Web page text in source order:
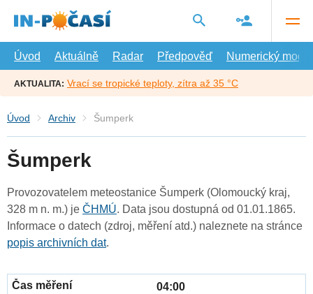
hlavní
Úvod
Aktuálně Radar Předpověď Numerický model
AKTUALITA: Vrací se tropické teploty, zítra až 35 °C
Úvod Archiv Šumperk
Šumperk
Provozovatelem meteostanice Šumperk (Olomoucký kraj,
328 m n. m.) je ČHMÚ. Data jsou dostupná od 01.01.1865.
Informace o datech (zdroj, měření atd.) naleznete na stránce
popis archivních dat.
04:00